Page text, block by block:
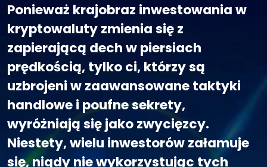
Ponieważ krajobraz inwestowania w
kryptowaluty zmienia się z
zapierającą dech w piersiach
prędkością, tylko ci, którzy są
uzbrojeni w zaawansowane taktyki
handlowe i poufne sekrety,
wyróżniają się jako zwycięzcy.
Niestety, wielu inwestorów załamuje
się, nigdy nie wykorzystując tych